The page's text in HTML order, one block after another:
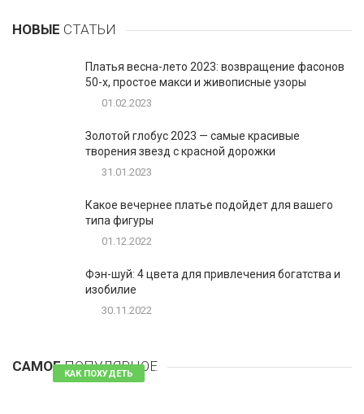
НОВЫЕ СТАТЬИ
Платья весна-лето 2023: возвращение фасонов
50-х, простое макси и живописные узоры
01.02.2023
Золотой глобус 2023 — самые красивые
творения звезд с красной дорожки
31.01.2023
Какое вечернее платье подойдет для вашего
типа фигуры
01.12.2022
Фэн-шуй: 4 цвета для привлечения богатства и
изобилие
30.11.2022
САМОЕПОПУЛЯРНОЕ
КАК ПОХУДЕТЬ 81 комментарий